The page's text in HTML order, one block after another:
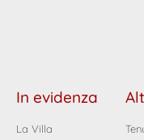
In evidenza
La Villa